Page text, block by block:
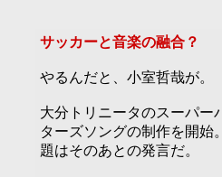
サッカーと音楽の融合？
やるんだと、小室哲哉が。
大分トリニータのスーパー
ターズソングの制作を開始
題はそのあとの発言だ。